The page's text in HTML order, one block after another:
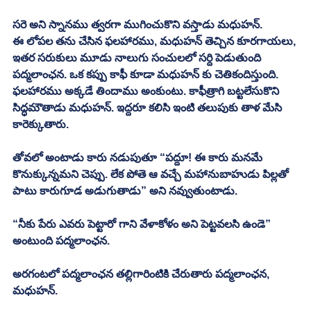
సరె అని స్నానము త్వరగా ముగించుకొని వస్తాడు మధుహన్.
ఈ లోపల తను చేసిన ఫలహారము, మధుహన్ తెచ్చిన కూరగాయలు,
ఇతర సరుకులు మూడు నాలుగు సంచులలో సర్ది పెడుతుంది
పద్మలాంఛన. ఒక కప్పు కాఫీ కూడా మధుహన్ కు చెతికందిస్తుంది.
ఫలహారము అక్కడే తిందాము అంకుంటు. కాఫీత్రాగి బట్టలేసుకొని
సిద్ధమౌతాడు మధుహన్. ఇద్దరూ కలిసి ఇంటి తలుపుకు తాళ మేసి
కారెక్కుతారు.
తోవలో అంటాడు కారు నడుపుతూ “పద్దూ! ఈ కారు మనమే
కొనుక్కున్నమని చెప్పు. లేక పోతె ఆ వచ్చే మహానుబాహుడు పిల్లతో
పాటు కారుగూడ అడుగుతాడు” అని నవ్వుతుంటాడు.
“నీకు పేరు ఎవరు పెట్టారో గాని వేళాకోళం అని పెట్టవలసి ఉండె”
అంటుంది పద్మలాంఛన.
అరగంటలో పద్మలాంఛన తల్లిగారింటికి చేరుతారు పద్మలాంఛన,
మధుహన్.